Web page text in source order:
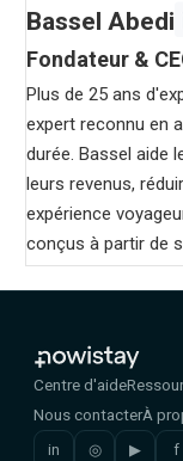
Bassel Abedi
Fondateur &
Plus de 25 ans
expert reconnu en
durée. Bassel aide
leurs revenus,
expérience
conçus à partir de
Centre d'aide
Nous contacterÀ
in ◎ ▶ f